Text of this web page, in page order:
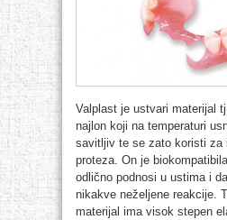
Valplast je ustvari materijal
najlon koji na temperaturi
savitljiv te se zato koristi za
proteza. On je
odlično podnosi u ustima i
nikakve neželjene reakcije.
materijal ima visok stepen